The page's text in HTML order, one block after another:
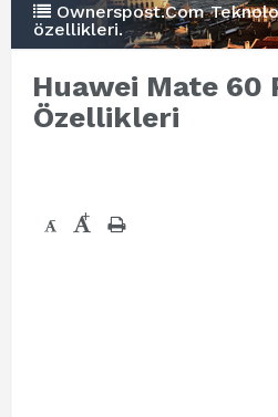
Ownerspost.Com
özellikleri.
Huawei Mate 60
Özellikleri
- +